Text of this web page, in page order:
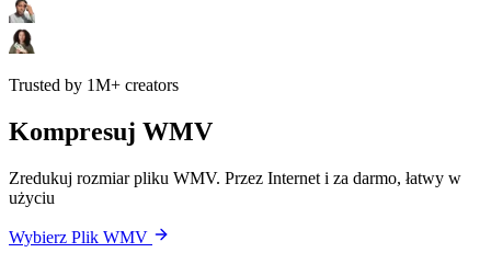
Trusted by 1M+ creators
Kompresuj WMV
Zredukuj rozmiar pliku WMV. Przez Internet i za darmo, łatwy w
użyciu
Wybierz Plik WMV